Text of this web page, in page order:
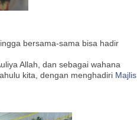
bersama-sama bisa hadir
Allah, dan sebagai wahana
kita, dengan menghadiri Majlis